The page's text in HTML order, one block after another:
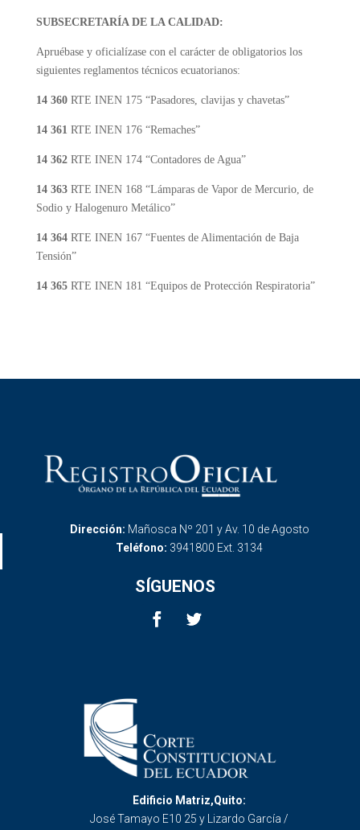
SUBSECRETARÍA DE LA CALIDAD:
Apruébase y oficialízase con el carácter de obligatorios los
siguientes reglamentos técnicos ecuatorianos:
14 360RTE INEN 175 “Pasadores, clavijas y chavetas”
14 361RTE INEN 176 “Remaches”
14 362RTE INEN 174 “Contadores de Agua”
14 363 RTE INEN 168 “Lámparas de Vapor de Mercurio, de
Sodio y Halogenuro Metálico”
14 364 RTE INEN 167 “Fuentes de Alimentación de Baja
Tensión”
14 365 RTE INEN 181 “Equipos de Protección Respiratoria”
Dirección: Mañosca Nº 201 y Av. 10 de Agosto
Teléfono: 3941800 Ext. 3134
SÍGUENOS
Edificio Matriz,Quito:
José Tamayo E10 25 y Lizardo García /